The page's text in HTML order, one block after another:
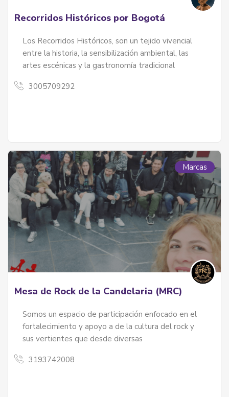
Recorridos Históricos por Bogotá
Los Recorridos Históricos, son un tejido vivencial
entre la historia, la sensibilización ambiental, las
artes escénicas y la gastronomía tradicional
3005709292
Marcas
Mesa de Rock de la Candelaria (MRC)
Somos un espacio de participación enfocado en el
fortalecimiento y apoyo a de la cultura del rock y
sus vertientes que desde diversas
3193742008